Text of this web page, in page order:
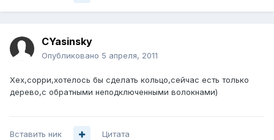
CYasinsky
Опубликовано 5 апреля, 2011
Хех,сорри,хотелось бы сделать кольцо,сейчас есть только
дерево,с обратными неподключенными волокнами)
Вставить ник Цитата